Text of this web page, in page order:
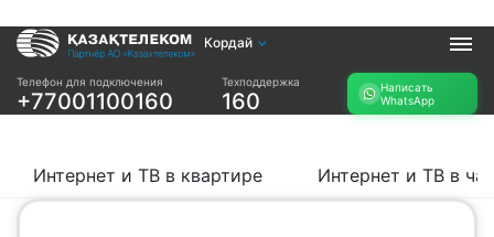
Кордай
Телефон для подключения
+77001100160
Техподдержка
160
Написать
WhatsApp
Услуги
Интернет и ТВ в
частном доме
Интернет в офис
Интернет и ТВ в квартире Интернет и ТВ в